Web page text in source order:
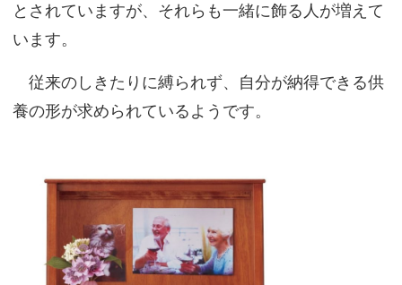
とされていますが、それらも一緒に飾る人が増えて
います。
従来のしきたりに縛られず、自分が納得できる供
養の形が求められているようです。